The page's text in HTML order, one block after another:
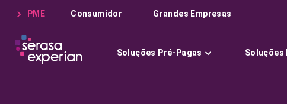
PME Consumidor Grandes Empresas
Soluções Pré-Pagas Soluções